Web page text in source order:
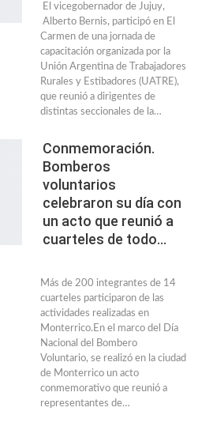
El vicegobernador de Jujuy,
Alberto Bernis, participó en El
Carmen de una jornada de
capacitación organizada por la
Unión Argentina de Trabajadores
Rurales y Estibadores (UATRE),
que reunió a dirigentes de
distintas seccionales de la…
Conmemoración.
Bomberos
voluntarios
celebraron su día con
un acto que reunió a
cuarteles de todo…
Más de 200 integrantes de 14
cuarteles participaron de las
actividades realizadas en
Monterrico.En el marco del Día
Nacional del Bombero
Voluntario, se realizó en la ciudad
de Monterrico un acto
conmemorativo que reunió a
representantes de…